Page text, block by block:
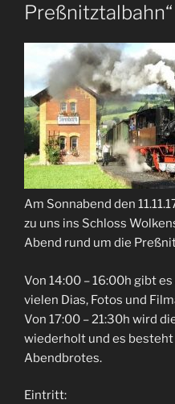
Preßnitztalbahn“
Am Sonnabend den
zu uns ins Schloss
Abend rund um die
Von 14:00 – 16:00h gibt
vielen Dias, Fotos und
Von 17:00 – 21:30h wird
wiederholt und es
Abendbrotes.
Eintritt: